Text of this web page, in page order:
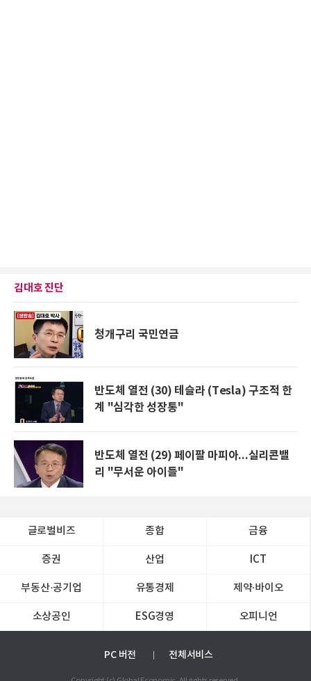
김대호 진단
청개구리 국민연금
반도체 열전 (30) 테슬라 (Tesla) 구조적 한
계 "심각한 성장통"
반도체 열전 (29) 페이팔 마피아...실리콘밸
리 "무서운 아이들"
글로벌비즈 종합 금융
증권 산업 ICT
부동산·공기업 유통경제 제약∙바이오
소상공인 ESG경영 오피니언
PC 버전 전체서비스